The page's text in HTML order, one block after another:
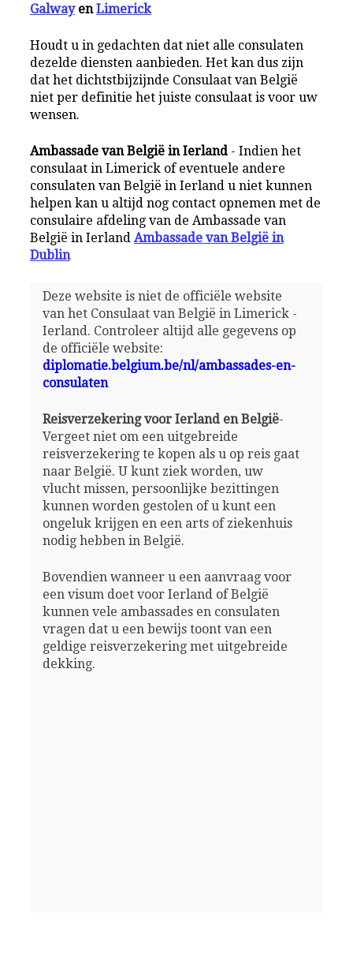
GalwayenLimerick
Houdt u in gedachten dat niet alle consulaten
dezelde diensten aanbieden. Het kan dus zijn
dat het dichtstbijzijnde Consulaat van België
niet per definitie het juiste consulaat is voor uw
wensen.
Ambassade van België in Ierland - Indien het
consulaat in Limerick of eventuele andere
consulaten van België in Ierland u niet kunnen
helpen kan u altijd nog contact opnemen met de
consulaire afdeling van de Ambassade van
België in Ierland Ambassade van België in
Dublin
Deze website is niet de officiële website
van het Consulaat van België in Limerick -
Ierland. Controleer altijd alle gegevens op
de officiële website:
diplomatie.belgium.be/nl/ambassades-en-
consulaten
Reisverzekering voor Ierland en België-
Vergeet niet om een uitgebreide
reisverzekering te kopen als u op reis gaat
naar België. U kunt ziek worden, uw
vlucht missen, persoonlijke bezittingen
kunnen worden gestolen of u kunt een
ongeluk krijgen en een arts of ziekenhuis
nodig hebben in België.
Bovendien wanneer u een aanvraag voor
een visum doet voor Ierland of België
kunnen vele ambassades en consulaten
vragen dat u een bewijs toont van een
geldige reisverzekering met uitgebreide
dekking.